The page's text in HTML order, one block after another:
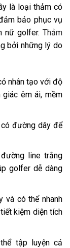
là loại thảm có
bảo phục vụ
nữ golfer. Thảm
bởi những lý do
nhân tạo với độ
êm ái, mềm
đường dây để
line trắng
golfer dễ dàng
và có thể nhanh
kiệm diện tích
tập luyện cả